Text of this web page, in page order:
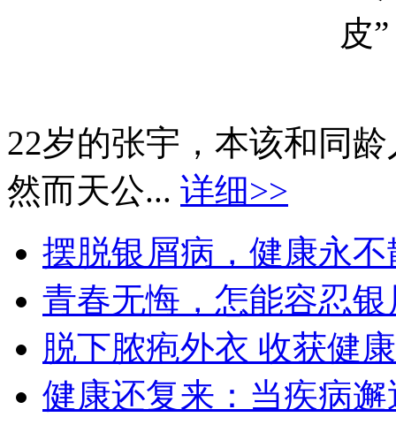
22岁的张宇，本该和同
然而天公... 详细>>
摆脱银屑病，健康永不
青春无悔，怎能容忍
脱下脓疱外衣 收获健
健康还复来：当疾病